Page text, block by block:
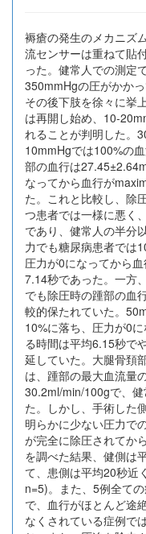
褥瘡の発生のメカニズ
流センサーは重ねて貼
った。健常人での測定
350mmHgの圧がかか
その後下肢を徐々に挙
は再開し始め、10-
れることが判明した。
10mmHgでは100%の
部の血行は
なってから血行が
た。これと比較し、除
つ患者では一様に悪く
であり、健常人の半分
力でも糖尿病患者では
圧力が0になってから
7.14秒であった。一方
でも除圧時の踵部の血
較的保たれていた。
10%に落ち、圧力が0
る時間は平均6.15秒で
延していた。大腿骨頚
は、踵部の最大血流量
30.2ml/min/100gで、
た。しかし、手術した
明らかに少ない圧力で
が完全に除圧されてか
を調べた結果、健側は
て、患側は平均20秒近
n=5)。また、5例全て
で、血行がほとんど途
なくされている症例で